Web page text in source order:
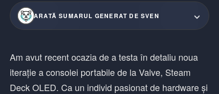
ARATĂ SUMARUL GENERAT DE SVEN
Am avut recent ocazia de a testa în detaliu noua
iterație a consolei portabile de la Valve, Steam
Deck OLED. Ca un individ pasionat de hardware și